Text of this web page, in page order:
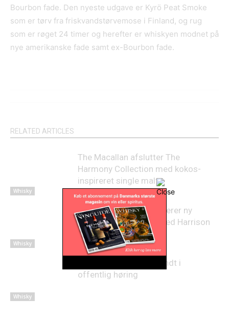
Bourbon fade. Den nyeste udgave er Kyrö Peat Smoke
som er tørv fra friskvandstørvemose i Finland, og rug
som er røget 24 timer og herefter er whiskyen modnet på
nye amerikanske fade samt ex-Bourbon fade.
RELATED ARTICLES
Whisky
The Macallan afslutter The
Harmony Collection med kokos-
inspireret single malt
Whisky
Glenmorangie introducerer ny
whisky i samarbejde med Harrison
Ford
Whisky
Irish whiskey‑regler sendt i
offentlig høring